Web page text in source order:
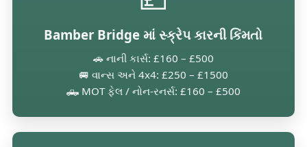
Bamber Bridge માં સ્ક્રેપ કારની કિંમતો
🚗 નાની કાર્સ: £160 – £500
🚐 વાન્સ અને 4x4: £250 – £1500
🛻 MOT ફેલ / નોન-રનર્સ: £160 – £500